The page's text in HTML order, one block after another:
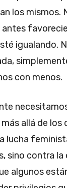
los mismos.
igualando.
con menos.
allá de
lucha
sino contra la
algunos